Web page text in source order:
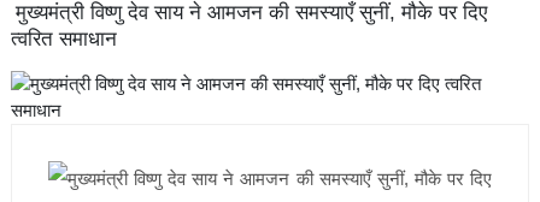
मुख्यमंत्री विष्णु देव साय ने आमजन की समस्याएँ सुनीं, मौके पर दिए
त्वरित समाधान